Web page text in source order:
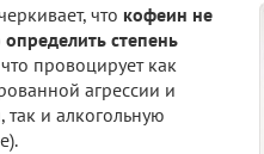
что кофеин не
определить степень
что провоцирует как
агрессии и
так и алкогольную